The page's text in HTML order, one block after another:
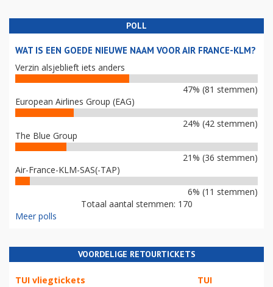
POLL
WAT IS EEN GOEDE NIEUWE NAAM VOOR AIR FRANCE-KLM?
Verzin alsjeblieft iets anders
47% (81 stemmen)
European Airlines Group (EAG)
24% (42 stemmen)
The Blue Group
21% (36 stemmen)
Air-France-KLM-SAS(-TAP)
6% (11 stemmen)
Totaal aantal stemmen: 170
Meer polls
VOORDELIGE RETOURTICKETS
TUI vliegtickets TUI